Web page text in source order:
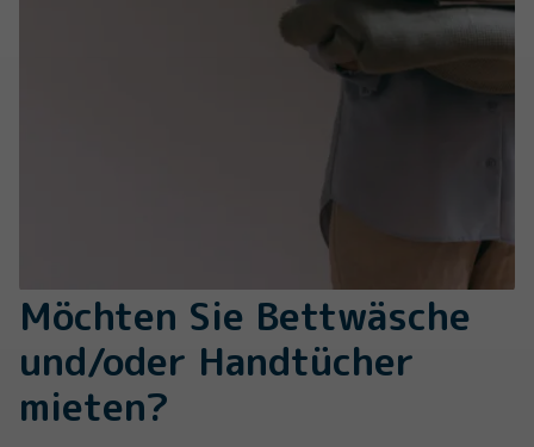
Möchten Sie Bettwäsche
und/oder Handtücher
mieten?